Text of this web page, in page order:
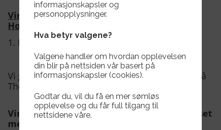
Vinneren av weekendovernatting på Thon
Hotel Fosnavågen :
1. Maria Solied Lande
Vi gratulere vinneren av weekendovernatting på
Thon Hotel Fosnavågen.
Vinnerne kan hente gavekortet på Herdhuset
mellom 08- 15:30 på hverdager.
informasjonskapsler og
personopplysninger.
Hva betyr valgene?
Valgene handler om hvordan opplevelsen
din blir på nettsiden vår basert på
informasjonskapsler (cookies).
Godtar du, vil du få en mer sømløs
opplevelse og du får full tilgang til
nettsidene våre.